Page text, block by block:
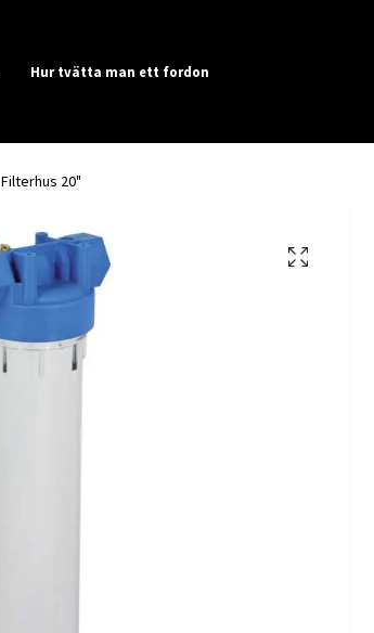
Hur tvätta man ett fordon
Filterhus 20"